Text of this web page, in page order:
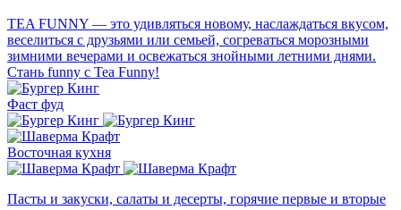
TEA FUNNY — это удивляться новому, наслаждаться вкусом,
веселиться с друзьями или семьей, согреваться морозными
зимними вечерами и освежаться знойными летними днями.
Стань funny с Tea Funny!
Фаст фуд
Восточная кухня
Пасты и закуски, салаты и десерты, горячие первые и вторые